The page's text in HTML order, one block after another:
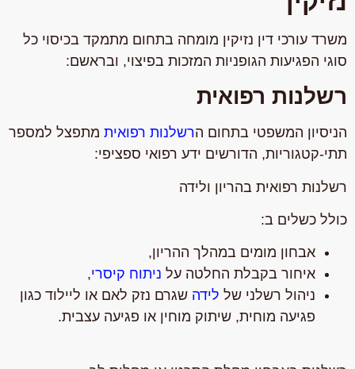
משרד עורכי דין נזיקין מומחה בתחום מתמקד בכיסוי כל
סוגי הפגיעות הגופניות המזכות בפיצוי, ובראשם:
רשלנות רפואית
הניסיון המשפטי בתחום הרשלנות רפואיתמתפצל למספר
תתי-קטגוריות, הדורשים ידע רפואי ספציפי:
רשלנות רפואית בהריון ולידה
כולל כשלים ב:
אבחון מומים במהלך ההריון,
איחור בקבלת החלטה על ניתוח קיסרי,
ניהול רשלני של לידהשגרם נזק לאם או ליילוד כגון
פגיעה מוחית, שיתוק מוחין או פגיעה עצבית.